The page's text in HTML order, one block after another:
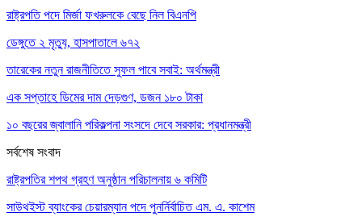
রাষ্ট্রপতি পদে মির্জা ফখরুলকে বেছে নিল বিএনপি
ডেঙ্গুতে ২ মৃত্যু, হাসপাতালে ৬৭২
তারেকের নতুন রাজনীতিতে সুফল পাবে সবাই: অর্থমন্ত্রী
এক সপ্তাহে ডিমের দাম দেড়গুণ, ডজন ১৮০ টাকা
১০ বছরের জ্বালানি পরিকল্পনা সংসদে দেবে সরকার: প্রধানমন্ত্রী
সর্বশেষ সংবাদ
রাষ্ট্রপতির শপথ গ্রহণ অনুষ্ঠান পরিচালনায় ৬ কমিটি
সাউথইস্ট ব্যাংকের চেয়ারম্যান পদে পুনর্নির্বাচিত এম. এ. কাশেম